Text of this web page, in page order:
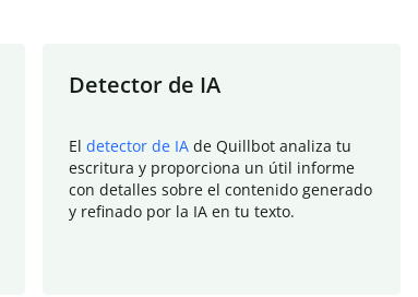
Detector de IA
El detector de IA de Quillbot analiza tu
escritura y proporciona un útil informe
con detalles sobre el contenido generado
y refinado por la IA en tu texto.